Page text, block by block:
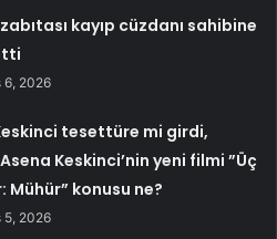
kayıp cüzdanı sahibine
6, 2026
tesettüre mi girdi,
Keskinci’nin yeni filmi ”Üç
Mühür” konusu ne?
5, 2026